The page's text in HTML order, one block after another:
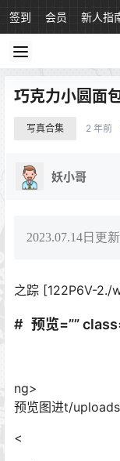
签到 会员 新人指
巧克力小圆面
写真合集 2 年前
妖小哥
2023.07.14日更
之踪 [122P6V-2./
预览=””
ng>
预览图进t/
<